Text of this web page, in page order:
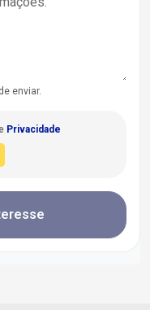
enviar.
Privacidade